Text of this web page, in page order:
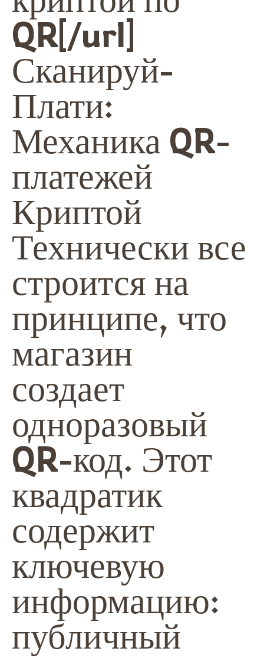
QR[/url]
Сканируй-
Плати:
Механика QR-
платежей
Криптой
Технически все
строится на
принципе, что
магазин
создает
одноразовый
QR-код. Этот
квадратик
содержит
ключевую
информацию:
публичный